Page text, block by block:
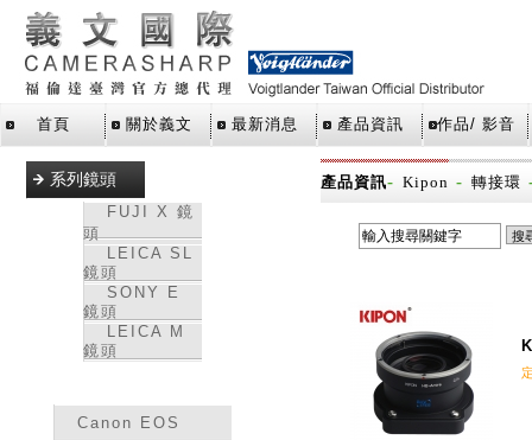
首頁 關於義文 最新消息 產品資訊 作品/ 影音
系列鏡頭
FUJI X 鏡
頭
LEICA SL
鏡頭
SONY E
鏡頭
LEICA M
鏡頭
Canon EOS
產品資訊- Kipon - 轉接環